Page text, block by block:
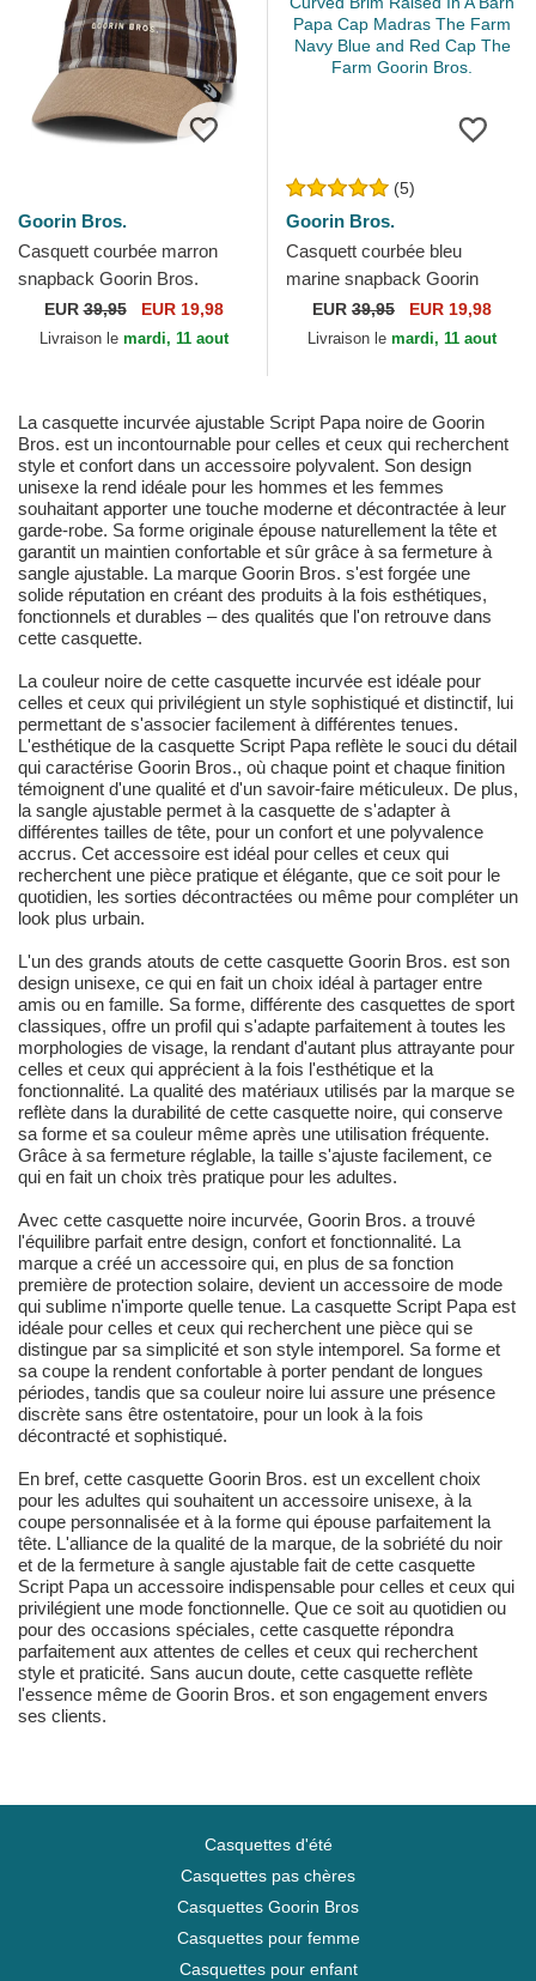
Goorin Bros.
Casquett courbée marron
snapback Goorin Bros.
Curved Brim Ask Your
Mother Papa Cap Madras
EUR39,95 EUR 19,98
Livraison le mardi, 11 aout
(5)
Goorin Bros.
Casquett courbée bleu
marine snapback Goorin
Bros. Curved Brim Raised In
A Barn Papa Cap Madras...
EUR 39,95 EUR 19,98
Livraison le mardi, 11 aout
La casquette incurvée ajustable Script Papa noire de Goorin
Bros. est un incontournable pour celles et ceux qui recherchent
style et confort dans un accessoire polyvalent. Son design
unisexe la rend idéale pour les hommes et les femmes
souhaitant apporter une touche moderne et décontractée à leur
garde-robe. Sa forme originale épouse naturellement la tête et
garantit un maintien confortable et sûr grâce à sa fermeture à
sangle ajustable. La marque Goorin Bros. s'est forgée une
solide réputation en créant des produits à la fois esthétiques,
fonctionnels et durables – des qualités que l'on retrouve dans
cette casquette.
La couleur noire de cette casquette incurvée est idéale pour
celles et ceux qui privilégient un style sophistiqué et distinctif, lui
permettant de s'associer facilement à différentes tenues.
L'esthétique de la casquette Script Papa reflète le souci du détail
qui caractérise Goorin Bros., où chaque point et chaque finition
témoignent d'une qualité et d'un savoir-faire méticuleux. De plus,
la sangle ajustable permet à la casquette de s'adapter à
différentes tailles de tête, pour un confort et une polyvalence
accrus. Cet accessoire est idéal pour celles et ceux qui
recherchent une pièce pratique et élégante, que ce soit pour le
quotidien, les sorties décontractées ou même pour compléter un
look plus urbain.
L'un des grands atouts de cette casquette Goorin Bros. est son
design unisexe, ce qui en fait un choix idéal à partager entre
amis ou en famille. Sa forme, différente des casquettes de sport
classiques, offre un profil qui s'adapte parfaitement à toutes les
morphologies de visage, la rendant d'autant plus attrayante pour
celles et ceux qui apprécient à la fois l'esthétique et la
fonctionnalité. La qualité des matériaux utilisés par la marque se
reflète dans la durabilité de cette casquette noire, qui conserve
sa forme et sa couleur même après une utilisation fréquente.
Grâce à sa fermeture réglable, la taille s'ajuste facilement, ce
qui en fait un choix très pratique pour les adultes.
Avec cette casquette noire incurvée, Goorin Bros. a trouvé
l'équilibre parfait entre design, confort et fonctionnalité. La
marque a créé un accessoire qui, en plus de sa fonction
première de protection solaire, devient un accessoire de mode
qui sublime n'importe quelle tenue. La casquette Script Papa est
idéale pour celles et ceux qui recherchent une pièce qui se
distingue par sa simplicité et son style intemporel. Sa forme et
sa coupe la rendent confortable à porter pendant de longues
périodes, tandis que sa couleur noire lui assure une présence
discrète sans être ostentatoire, pour un look à la fois
décontracté et sophistiqué.
En bref, cette casquette Goorin Bros. est un excellent choix
pour les adultes qui souhaitent un accessoire unisexe, à la
coupe personnalisée et à la forme qui épouse parfaitement la
tête. L'alliance de la qualité de la marque, de la sobriété du noir
et de la fermeture à sangle ajustable fait de cette casquette
Script Papa un accessoire indispensable pour celles et ceux qui
privilégient une mode fonctionnelle. Que ce soit au quotidien ou
pour des occasions spéciales, cette casquette répondra
parfaitement aux attentes de celles et ceux qui recherchent
style et praticité. Sans aucun doute, cette casquette reflète
l'essence même de Goorin Bros. et son engagement envers
ses clients.
Casquettes d'été
Casquettes pas chères
Casquettes Goorin Bros
Casquettes pour femme
Casquettes pour enfant